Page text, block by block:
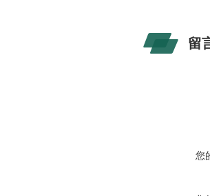
留
您